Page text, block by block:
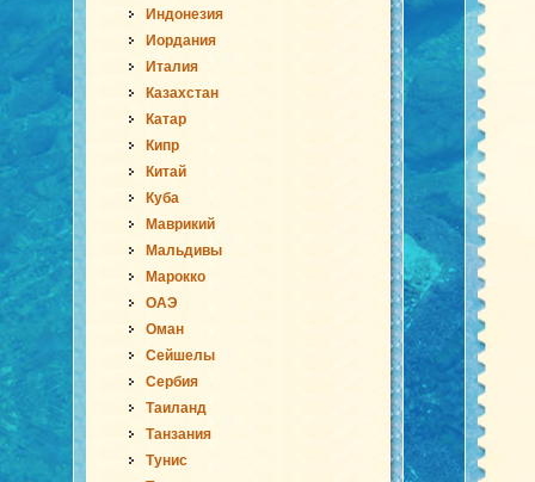
Индонезия
Иордания
Италия
Казахстан
Катар
Кипр
Китай
Куба
Маврикий
Мальдивы
Марокко
ОАЭ
Оман
Сейшелы
Сербия
Таиланд
Танзания
Тунис